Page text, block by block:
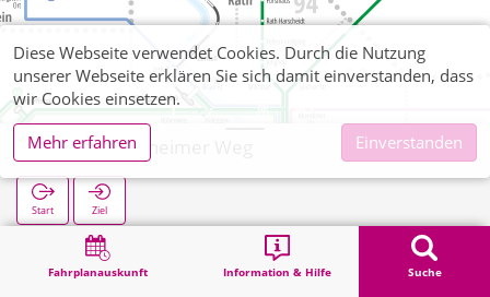
Fahrplanauskunft Information & Hilfe Suche
Bilstein Bogheimer Weg
Start Ziel
Bilstein Bogheimer Weg
Diese Webseite verwendet Cookies. Durch die Nutzung
unserer Webseite erklären Sie sich damit einverstanden, dass
wir Cookies einsetzen.
Mehr erfahren
Einverstanden